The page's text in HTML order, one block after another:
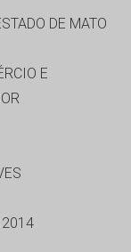
DE MATO
E
2014